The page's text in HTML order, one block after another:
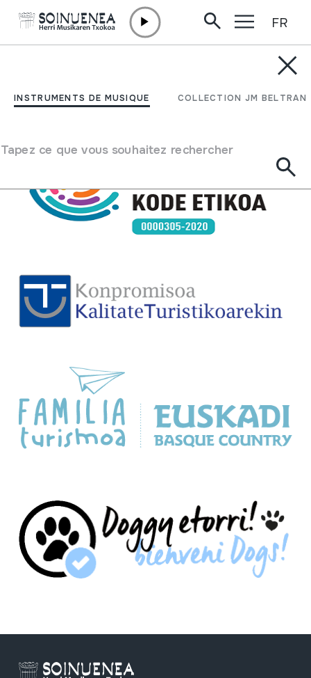
INSTRUMENTS DE MUSIQUE COLLECTION JM BELTRAN
Tapez ce que vous souhaitez rechercher
FR
Certificats
Certificats